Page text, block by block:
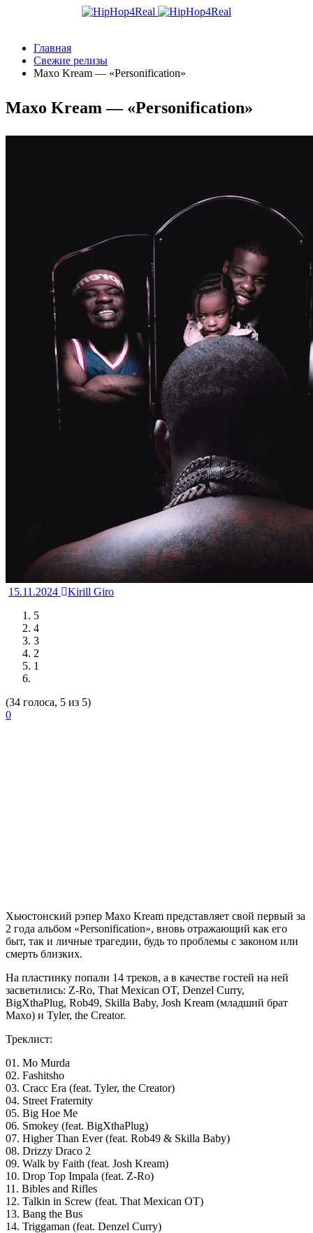
Главная
Свежие релизы
Maxo Kream — «Personification»
Maxo Kream — «Personification»
15.11.2024
Kirill Giro
5
4
3
2
1
(34 голоса, 5 из 5)
0
Хьюстонский рэпер Maxo Kream представляет свой первый за
2 года альбом «Personification», вновь отражающий как его
быт, так и личные трагедии, будь то проблемы с законом или
смерть близких.
На пластинку попали 14 треков, а в качестве гостей на ней
засветились: Z-Ro, That Mexican OT, Denzel Curry,
BigXthaPlug, Rob49, Skilla Baby, Josh Kream (младший брат
Maxo) и Tyler, the Creator.
Треклист:
01. Mo Murda
02. Fashitsho
03. Cracc Era (feat. Tyler, the Creator)
04. Street Fraternity
05. Big Hoe Me
06. Smokey (feat. BigXthaPlug)
07. Higher Than Ever (feat. Rob49 & Skilla Baby)
08. Drizzy Draco 2
09. Walk by Faith (feat. Josh Kream)
10. Drop Top Impala (feat. Z-Ro)
11. Bibles and Rifles
12. Talkin in Screw (feat. That Mexican OT)
13. Bang the Bus
14. Triggaman (feat. Denzel Curry)